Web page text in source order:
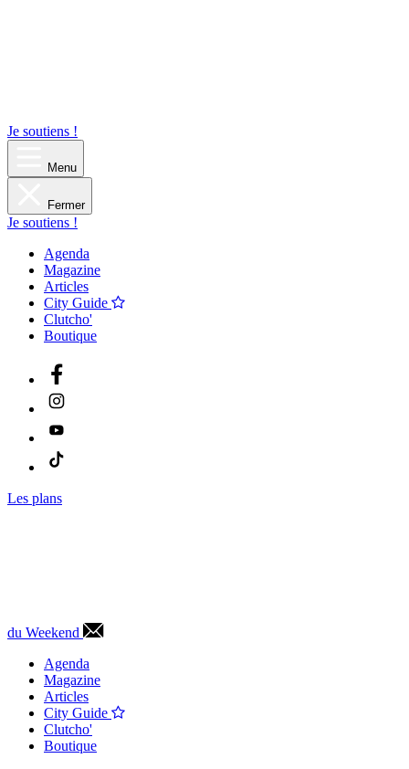
Je soutiens !
Menu
Fermer
Je soutiens !
Agenda
Magazine
Articles
City Guide
Clutcho'
Boutique
Les plans
du Weekend
Agenda
Magazine
Articles
City Guide
Clutcho'
Boutique